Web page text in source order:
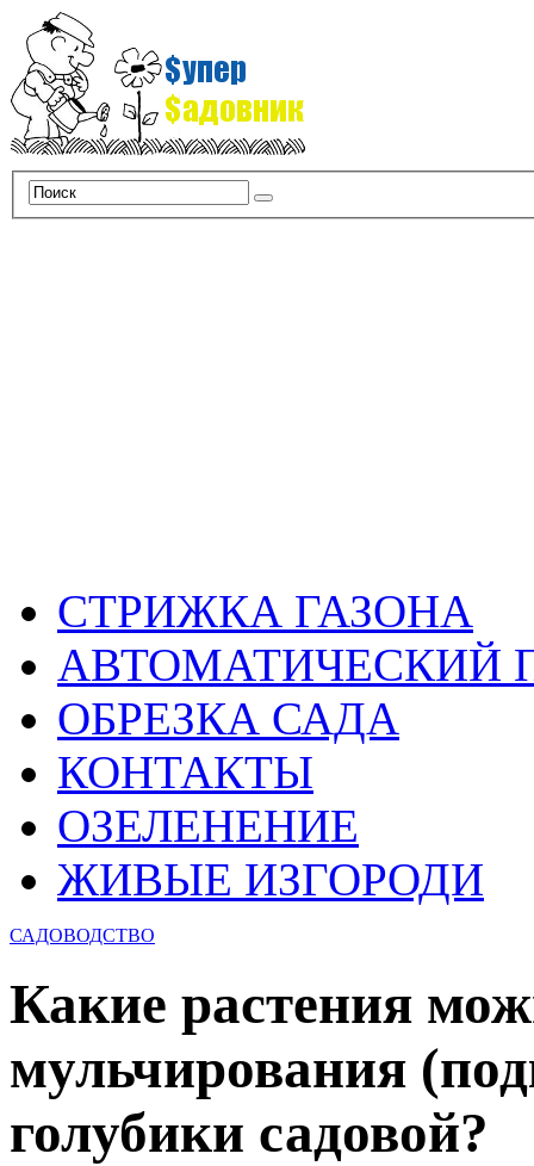
СТРИЖКА ГАЗОНА
АВТОМАТИЧЕСКИЙ
ОБРЕЗКА САДА
КОНТАКТЫ
ОЗЕЛЕНЕНИЕ
ЖИВЫЕ ИЗГОРОДИ
САДОВОДСТВО
Какие растения
мульчирования
голубики садовой?